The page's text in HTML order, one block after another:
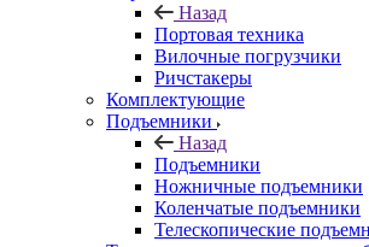
Назад
Портовая техника
Вилочные погрузчики
Ричстакеры
Комплектующие
Подъемники
Назад
Подъемники
Ножничные подъемники
Коленчатые подъемники
Телескопические